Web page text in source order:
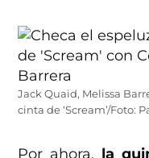
Jack Quaid, Melissa
cinta de ‘Scream’/Foto:
Por ahora, la